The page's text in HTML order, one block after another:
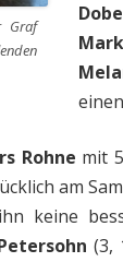
Graf
Rohne mit
am
keine
(3,